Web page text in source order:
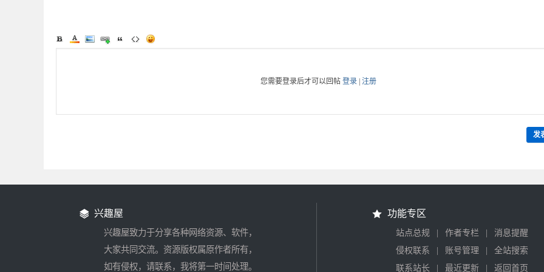
您需要登录后才可以回帖 登录 注册
发
兴趣屋
兴趣屋致力于分享各种网络资源、软件，
大家共同交流。资源版权属原作者所有，
如有侵权，请联系，我将第一时间处理。
功能专区
站点总规 | 作者专栏 |
消息提醒
侵权联系
| 账号管理 |
全站搜索
联系站长
| 最近更新 | 返回首页